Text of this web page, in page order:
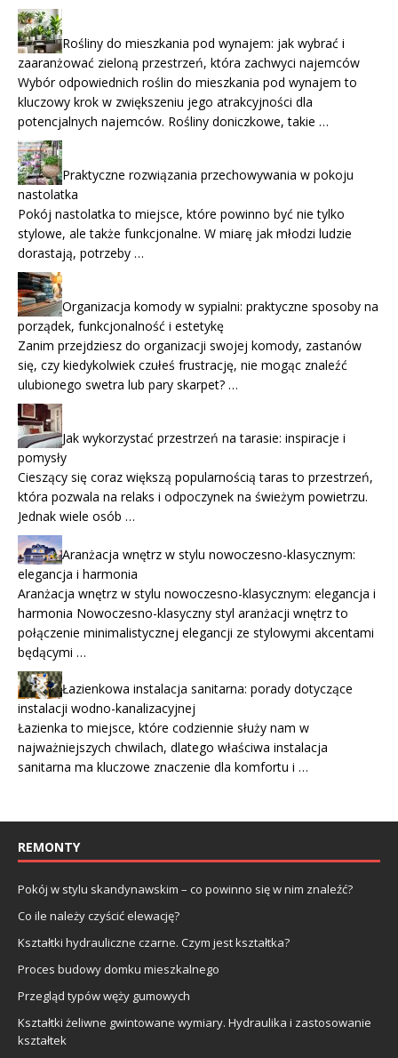
Rośliny do mieszkania pod wynajem: jak wybrać i
zaaranżować zieloną przestrzeń, która zachwyci najemców
Wybór odpowiednich roślin do mieszkania pod wynajem to
kluczowy krok w zwiększeniu jego atrakcyjności dla
potencjalnych najemców. Rośliny doniczkowe, takie …
Praktyczne rozwiązania przechowywania w pokoju
nastolatka
Pokój nastolatka to miejsce, które powinno być nie tylko
stylowe, ale także funkcjonalne. W miarę jak młodzi ludzie
dorastają, potrzeby …
Organizacja komody w sypialni: praktyczne sposoby na
porządek, funkcjonalność i estetykę
Zanim przejdziesz do organizacji swojej komody, zastanów
się, czy kiedykolwiek czułeś frustrację, nie mogąc znaleźć
ulubionego swetra lub pary skarpet? …
Jak wykorzystać przestrzeń na tarasie: inspiracje i
pomysły
Cieszący się coraz większą popularnością taras to przestrzeń,
która pozwala na relaks i odpoczynek na świeżym powietrzu.
Jednak wiele osób …
Aranżacja wnętrz w stylu nowoczesno-klasycznym:
elegancja i harmonia
Aranżacja wnętrz w stylu nowoczesno-klasycznym: elegancja i
harmonia Nowoczesno-klasyczny styl aranżacji wnętrz to
połączenie minimalistycznej elegancji ze stylowymi akcentami
będącymi …
Łazienkowa instalacja sanitarna: porady dotyczące
instalacji wodno-kanalizacyjnej
Łazienka to miejsce, które codziennie służy nam w
najważniejszych chwilach, dlatego właściwa instalacja
sanitarna ma kluczowe znaczenie dla komfortu i …
REMONTY
Pokój w stylu skandynawskim – co powinno się w nim znaleźć?
Co ile należy czyścić elewację?
Kształtki hydrauliczne czarne. Czym jest kształtka?
Proces budowy domku mieszkalnego
Przegląd typów węży gumowych
Kształtki żeliwne gwintowane wymiary. Hydraulika i zastosowanie
kształtek